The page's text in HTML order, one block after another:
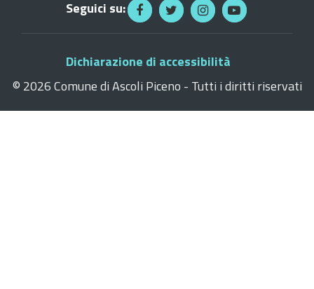
Seguici su:
Dichiarazione di accessibilità
© 2026 Comune di Ascoli Piceno - Tutti i diritti riservati